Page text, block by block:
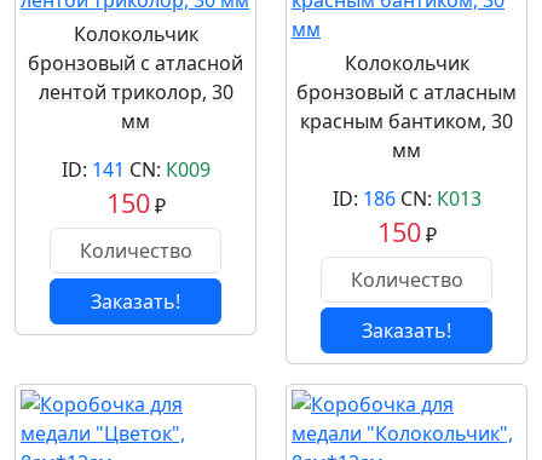
Колокольчик
бронзовый с атласной
лентой триколор, 30
мм
ID: 141 CN: К009
150₽
Заказать!
Колокольчик
бронзовый с атласным
красным бантиком, 30
мм
ID: 186CN: К013
150₽
Заказать!